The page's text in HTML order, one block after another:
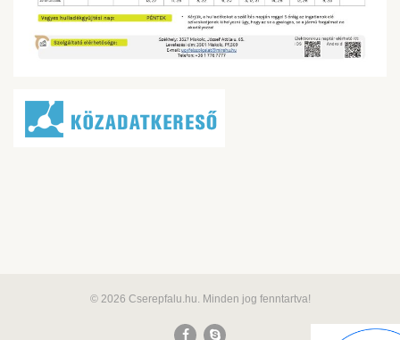
© 2026 Cserepfalu.hu. Minden jog fenntartva!